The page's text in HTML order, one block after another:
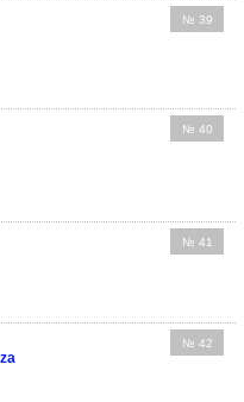
№ 39
№ 40
№ 41
№ 42